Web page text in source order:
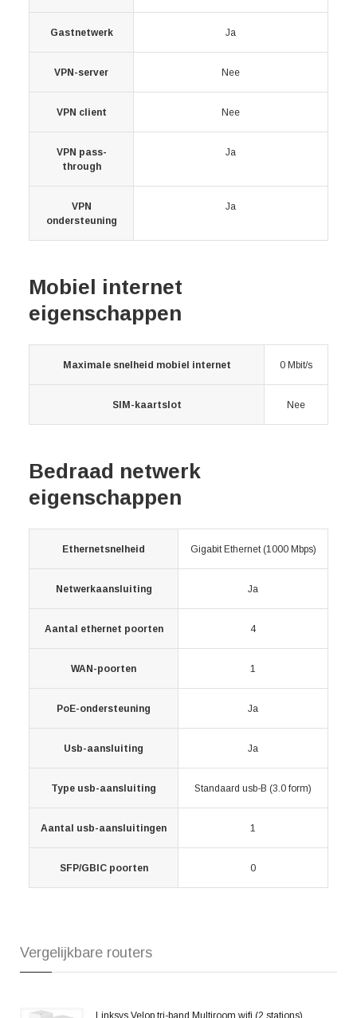
Gastnetwerk Ja
VPN-server Nee
VPN client Nee
VPN pass-
through
Ja
VPN
ondersteuning
Ja
Mobiel internet
eigenschappen
Maximale snelheid mobiel internet 0 Mbit/s
SIM-kaartslot Nee
Bedraad netwerk
eigenschappen
Ethernetsnelheid Gigabit Ethernet (1000 Mbps)
Netwerkaansluiting Ja
Aantal ethernet poorten 4
WAN-poorten 1
PoE-ondersteuning Ja
Usb-aansluiting Ja
Type usb-aansluiting Standaard usb-B (3.0 form)
Aantal usb-aansluitingen 1
SFP/GBIC poorten 0
Vergelijkbare routers
Linksys Velop tri-band Multiroom wifi (2 stations)